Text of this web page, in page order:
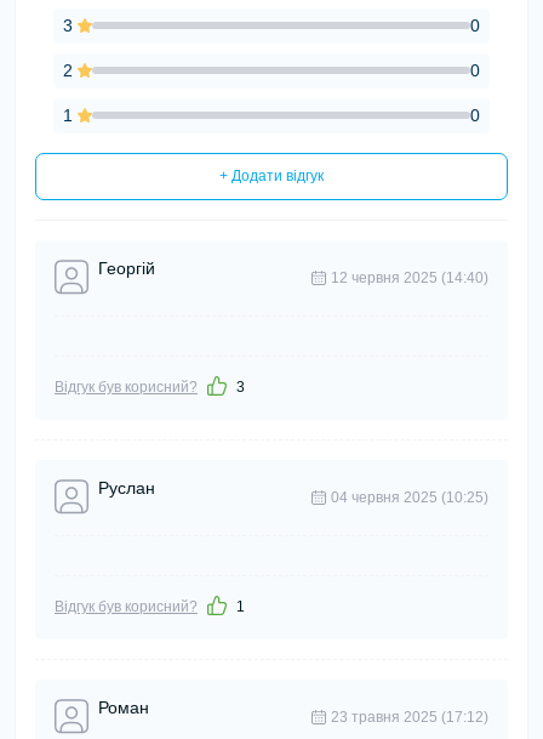
3 0
2 0
1 0
+ Додати відгук
Георгій 12 червня 2025 (14:40)
Відгук був корисний? 3
Руслан 04 червня 2025 (10:25)
Відгук був корисний? 1
Роман 23 травня 2025 (17:12)